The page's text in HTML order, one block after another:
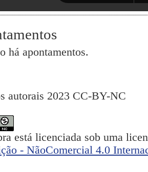
há apontamentos.
autorais 2023 CC-BY-NC
está licenciada sob uma
- NãoComercial 4.0